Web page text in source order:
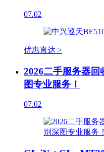
07.02
优惠直达 >
2026二手服务器
图专业服务！
07.02